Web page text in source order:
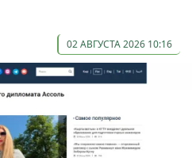
02 АВГУСТА 2026 10:16